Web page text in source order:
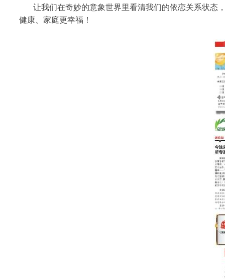
让我们在奇妙的意象世界里看清我们的依恋关系状态
健康、家庭更幸福！